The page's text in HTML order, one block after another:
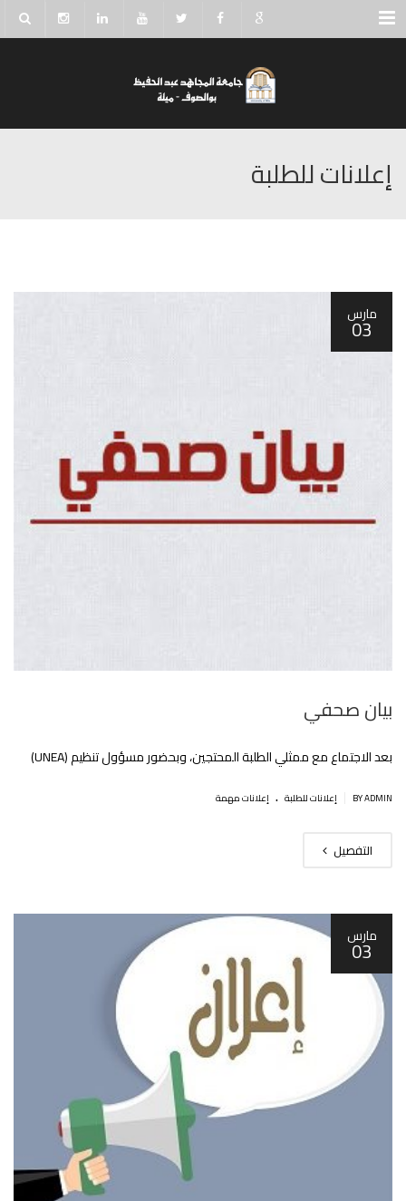
Menu
إعلانات للطلبة
مارس
03
بيان صحفي
بعد الاجتماع مع ممثلي الطلبة المحتجين، وبحضور مسؤول تنظيم (UNEA)
BY ADMIN إعلانات للطلبة . إعلانات مهمة
التفصيل
مارس
03